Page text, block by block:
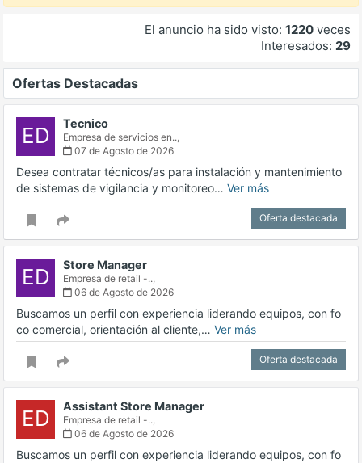
El anuncio ha sido visto: 1220 veces
Interesados: 29
Ofertas Destacadas
ED Tecnico
Empresa de servicios en..,
07 de Agosto de 2026
Desea contratar técnicos/as para instalación y mantenimiento
de sistemas de vigilancia y monitoreo… Ver más
Oferta destacada
ED Store Manager
Empresa de retail -..,
06 de Agosto de 2026
Buscamos un perfil con experiencia liderando equipos, con fo
co comercial, orientación al cliente,… Ver más
Oferta destacada
ED Assistant Store Manager
Empresa de retail -..,
06 de Agosto de 2026
Buscamos un perfil con experiencia liderando equipos, con fo